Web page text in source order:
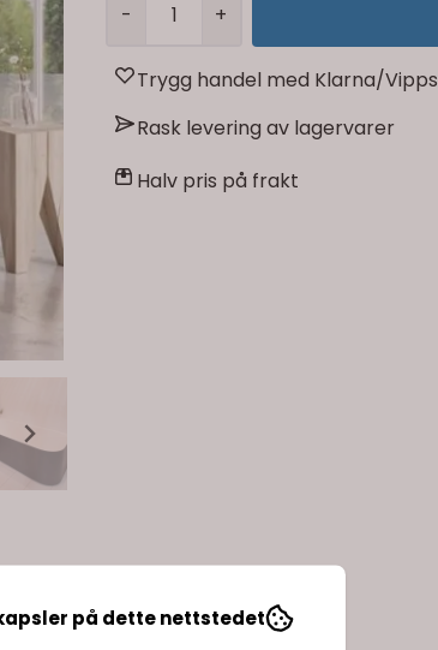
- +
Trygg handel med Klarna/Vipps
Rask levering av lagervarer
Halv pris på frakt
på dette nettstedet